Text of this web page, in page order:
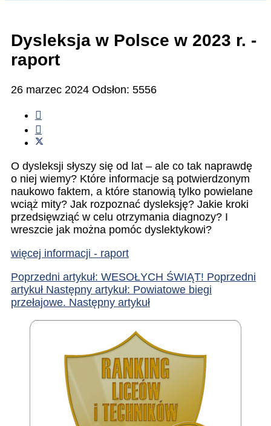
Dysleksja w Polsce w 2023 r. -
raport
26 marzec 2024 Odsłon: 5556
O dysleksji słyszy się od lat – ale co tak naprawdę
o niej wiemy? Które informacje są potwierdzonym
naukowo faktem, a które stanowią tylko powielane
wciąż mity? Jak rozpoznać dysleksję? Jakie kroki
przedsięwziąć w celu otrzymania diagnozy? I
wreszcie jak można pomóc dyslektykowi?
więcej informacji - raport
Poprzedni artykuł: WESOŁYCH ŚWIĄT! Poprzedni
artykuł Następny artykuł: Powiatowe biegi
przełajowe. Następny artykuł